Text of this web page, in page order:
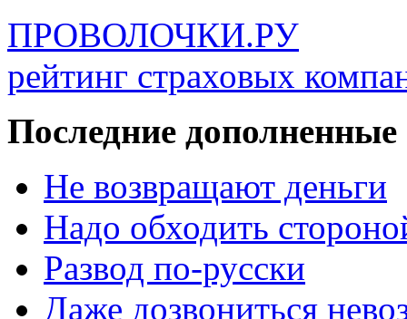
ПРОВОЛОЧКИ.РУ
рейтинг страховых
Последние
Не возвращают деньги
Надо обходить
Развод по-русски
Даже дозвониться